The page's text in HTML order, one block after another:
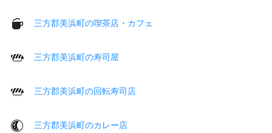
三方郡美浜町の喫茶店・カフェ
三方郡美浜町の寿司屋
三方郡美浜町の回転寿司店
三方郡美浜町のカレー店